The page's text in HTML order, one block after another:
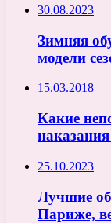
30.08.2023
Зимняя
модели
15.03.2018
Какие
25.10.2023
Лучшие
Париже,